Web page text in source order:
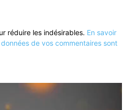
réduire les indésirables. En savoir
de vos commentaires sont